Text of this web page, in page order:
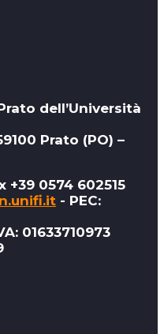
dell’Università
Prato (PO) –
+39 0574 602515
- PEC:
01633710973